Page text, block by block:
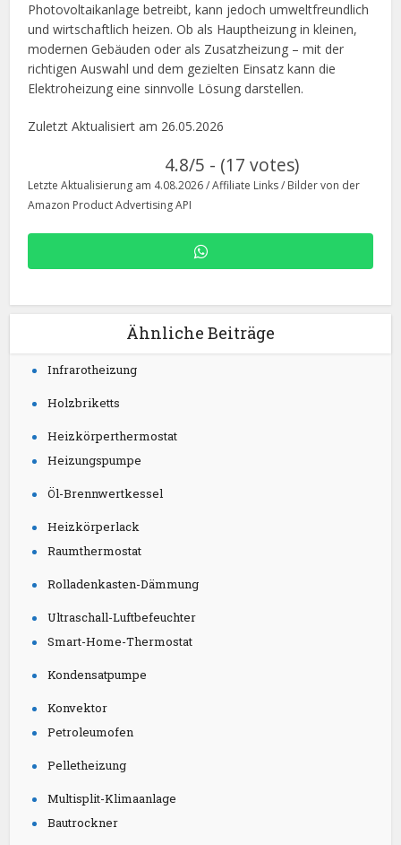
Photovoltaikanlage betreibt, kann jedoch umweltfreundlich
und wirtschaftlich heizen. Ob als Hauptheizung in kleinen,
modernen Gebäuden oder als Zusatzheizung – mit der
richtigen Auswahl und dem gezielten Einsatz kann die
Elektroheizung eine sinnvolle Lösung darstellen.
Zuletzt Aktualisiert am 26.05.2026
4.8/5 - (17 votes)
Letzte Aktualisierung am 4.08.2026 / Affiliate Links / Bilder von der
Amazon Product Advertising API
Ähnliche Beiträge
Infrarotheizung
Holzbriketts
Heizkörperthermostat
Heizungspumpe
Öl-Brennwertkessel
Heizkörperlack
Raumthermostat
Rolladenkasten-Dämmung
Ultraschall-Luftbefeuchter
Smart-Home-Thermostat
Kondensatpumpe
Konvektor
Petroleumofen
Pelletheizung
Multisplit-Klimaanlage
Bautrockner